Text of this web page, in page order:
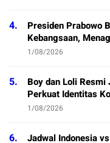
4.
Presiden Prabowo
Kebangsaan,
1/08/2026
5.
Boy dan Loli
Perkuat Identitas
1/08/2026
6.
Jadwal Indonesia